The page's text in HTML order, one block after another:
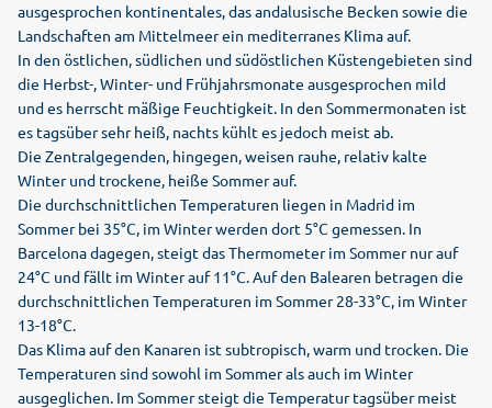
ausgesprochen kontinentales, das andalusische Becken sowie die
Landschaften am Mittelmeer ein mediterranes Klima auf.
In den östlichen, südlichen und südöstlichen Küstengebieten sind
die Herbst-, Winter- und Frühjahrsmonate ausgesprochen mild
und es herrscht mäßige Feuchtigkeit. In den Sommermonaten ist
es tagsüber sehr heiß, nachts kühlt es jedoch meist ab.
Die Zentralgegenden, hingegen, weisen rauhe, relativ kalte
Winter und trockene, heiße Sommer auf.
Die durchschnittlichen Temperaturen liegen in Madrid im
Sommer bei 35°C, im Winter werden dort 5°C gemessen. In
Barcelona dagegen, steigt das Thermometer im Sommer nur auf
24°C und fällt im Winter auf 11°C. Auf den Balearen betragen die
durchschnittlichen Temperaturen im Sommer 28-33°C, im Winter
13-18°C.
Das Klima auf den Kanaren ist subtropisch, warm und trocken. Die
Temperaturen sind sowohl im Sommer als auch im Winter
ausgeglichen. Im Sommer steigt die Temperatur tagsüber meist